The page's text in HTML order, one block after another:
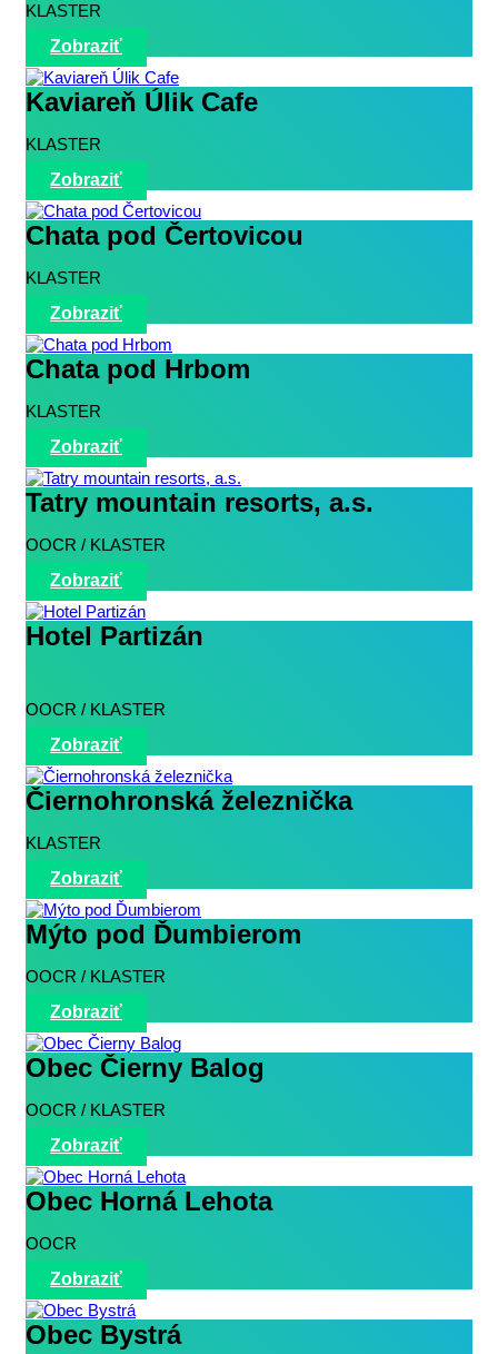
KLASTER
Zobraziť
Kaviareň Úlik Cafe
KLASTER
Zobraziť
Chata pod Čertovicou
KLASTER
Zobraziť
Chata pod Hrbom
KLASTER
Zobraziť
Tatry mountain resorts, a.s.
OOCR / KLASTER
Zobraziť
Hotel Partizán
OOCR / KLASTER
Zobraziť
Čiernohronská železnička
KLASTER
Zobraziť
Mýto pod Ďumbierom
OOCR / KLASTER
Zobraziť
Obec Čierny Balog
OOCR / KLASTER
Zobraziť
Obec Horná Lehota
OOCR
Zobraziť
Obec Bystrá